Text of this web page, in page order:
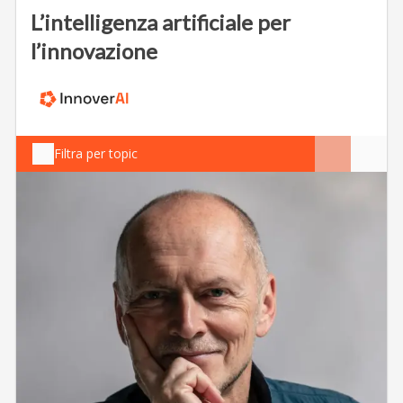
L’intelligenza artificiale per
l’innovazione
Filtra per topic